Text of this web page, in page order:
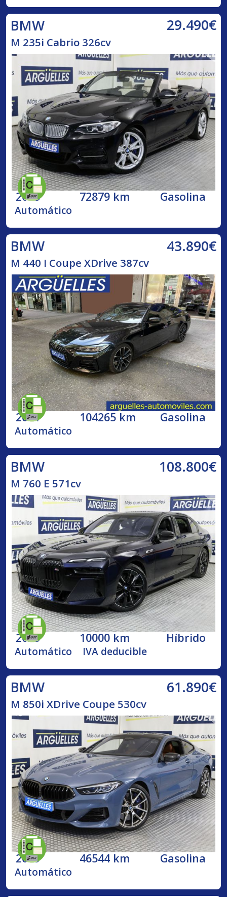
BMW 29.490€
M 235i Cabrio 326cv
2015 72879 km Gasolina
Automático
BMW 43.890€
M 440 I Coupe XDrive 387cv
2021 104265 km Gasolina
Automático
BMW 108.800€
M 760 E 571cv
2023 10000 km Híbrido
Automático IVA deducible
BMW 61.890€
M 850i XDrive Coupe 530cv
2019 46544 km Gasolina
Automático